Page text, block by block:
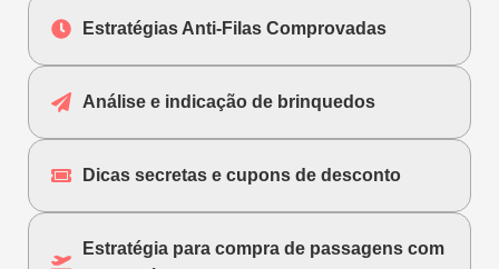
Estratégias Anti-Filas Comprovadas
Análise e indicação de brinquedos
Dicas secretas e cupons de desconto
Estratégia para compra de passagens com